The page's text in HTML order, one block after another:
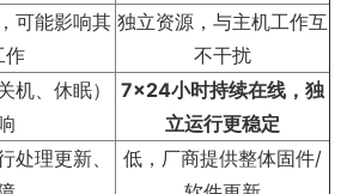
可能影响其
作
独立资源，与主机工作互
不干扰
机、休眠）
7×24小时持续在线，独
立运行更稳定
处理更新、
低，厂商提供整体固件/